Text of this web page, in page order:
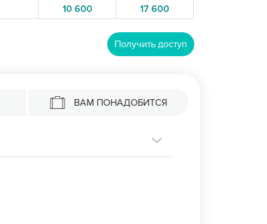
10 600 17 600
Получить доступ
ВАМ ПОНАДОБИТСЯ